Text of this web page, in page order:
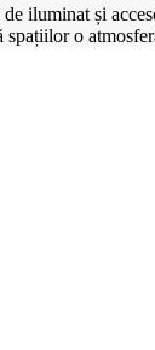
iluminat și
o